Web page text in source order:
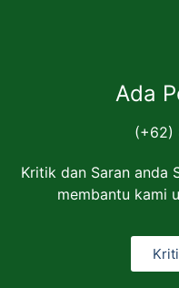
Ada
(+62)
Kritik dan Saran anda
membantu kami